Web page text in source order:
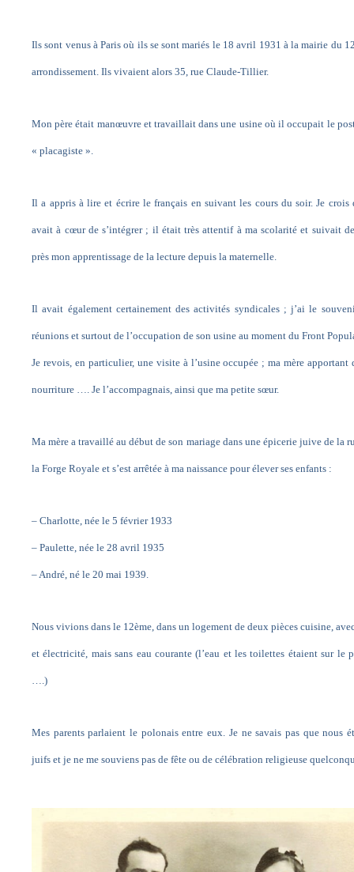
Ils sont venus à Paris où ils se sont mariés le 18 avril 1931 à la mairie du
arrondissement. Ils vivaient alors 35, rue Claude-Tillier.
Mon père était manœuvre et travaillait dans une usine où il occupait le
« placagiste ».
Il a appris à lire et écrire le français en suivant les cours du soir. Je crois
avait à cœur de s’intégrer ; il était très attentif à ma scolarité et suivait
près mon apprentissage de la lecture depuis la maternelle.
Il avait également certainement des activités syndicales ; j’ai le
réunions et surtout de l’occupation de son usine au moment du Front
Je revois, en particulier, une visite à l’usine occupée ; ma mère apportant
nourriture …. Je l’accompagnais, ainsi que ma petite sœur.
Ma mère a travaillé au début de son mariage dans une épicerie juive de la
la Forge Royale et s’est arrêtée à ma naissance pour élever ses enfants :
– Charlotte, née le 5 février 1933
– Paulette, née le 28 avril 1935
– André, né le 20 mai 1939.
Nous vivions dans le 12ème, dans un logement de deux pièces cuisine,
et électricité, mais sans eau courante (l’eau et les toilettes étaient sur le
….)
Mes parents parlaient le polonais entre eux. Je ne savais pas que nous
juifs et je ne me souviens pas de fête ou de célébration religieuse